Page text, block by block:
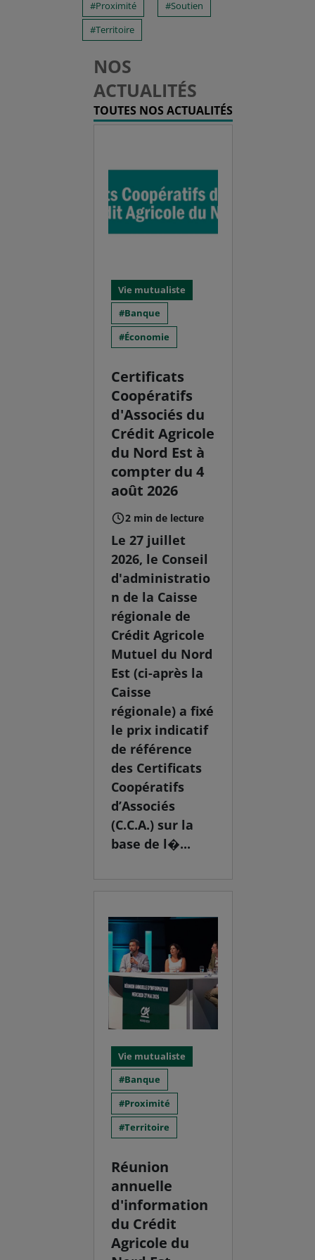
Proximité
Soutien
Territoire
NOS
ACTUALITÉS
TOUTES NOS ACTUALITÉS
Vie mutualiste
Banque
Économie
Certificats
Coopératifs
d'Associés du
Crédit Agricole
du Nord Est à
compter du 4
août 2026
2 min de lecture
Le 27 juillet
2026, le Conseil
d'administratio
n de la Caisse
régionale de
Crédit Agricole
Mutuel du Nord
Est (ci-après la
Caisse
régionale) a fixé
le prix indicatif
de référence
des Certificats
Coopératifs
d’Associés
(C.C.A.) sur la
base de l�...
Vie mutualiste
Banque
Proximité
Territoire
Réunion
annuelle
d'information
du Crédit
Agricole du